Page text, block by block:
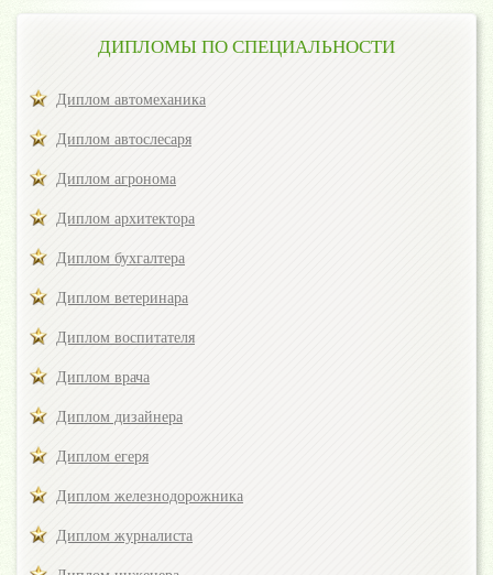
ДИПЛОМЫ ПО СПЕЦИАЛЬНОСТИ
Диплом автомеханика
Диплом автослесаря
Диплом агронома
Диплом архитектора
Диплом бухгалтера
Диплом ветеринара
Диплом воспитателя
Диплом врача
Диплом дизайнера
Диплом егеря
Диплом железнодорожника
Диплом журналиста